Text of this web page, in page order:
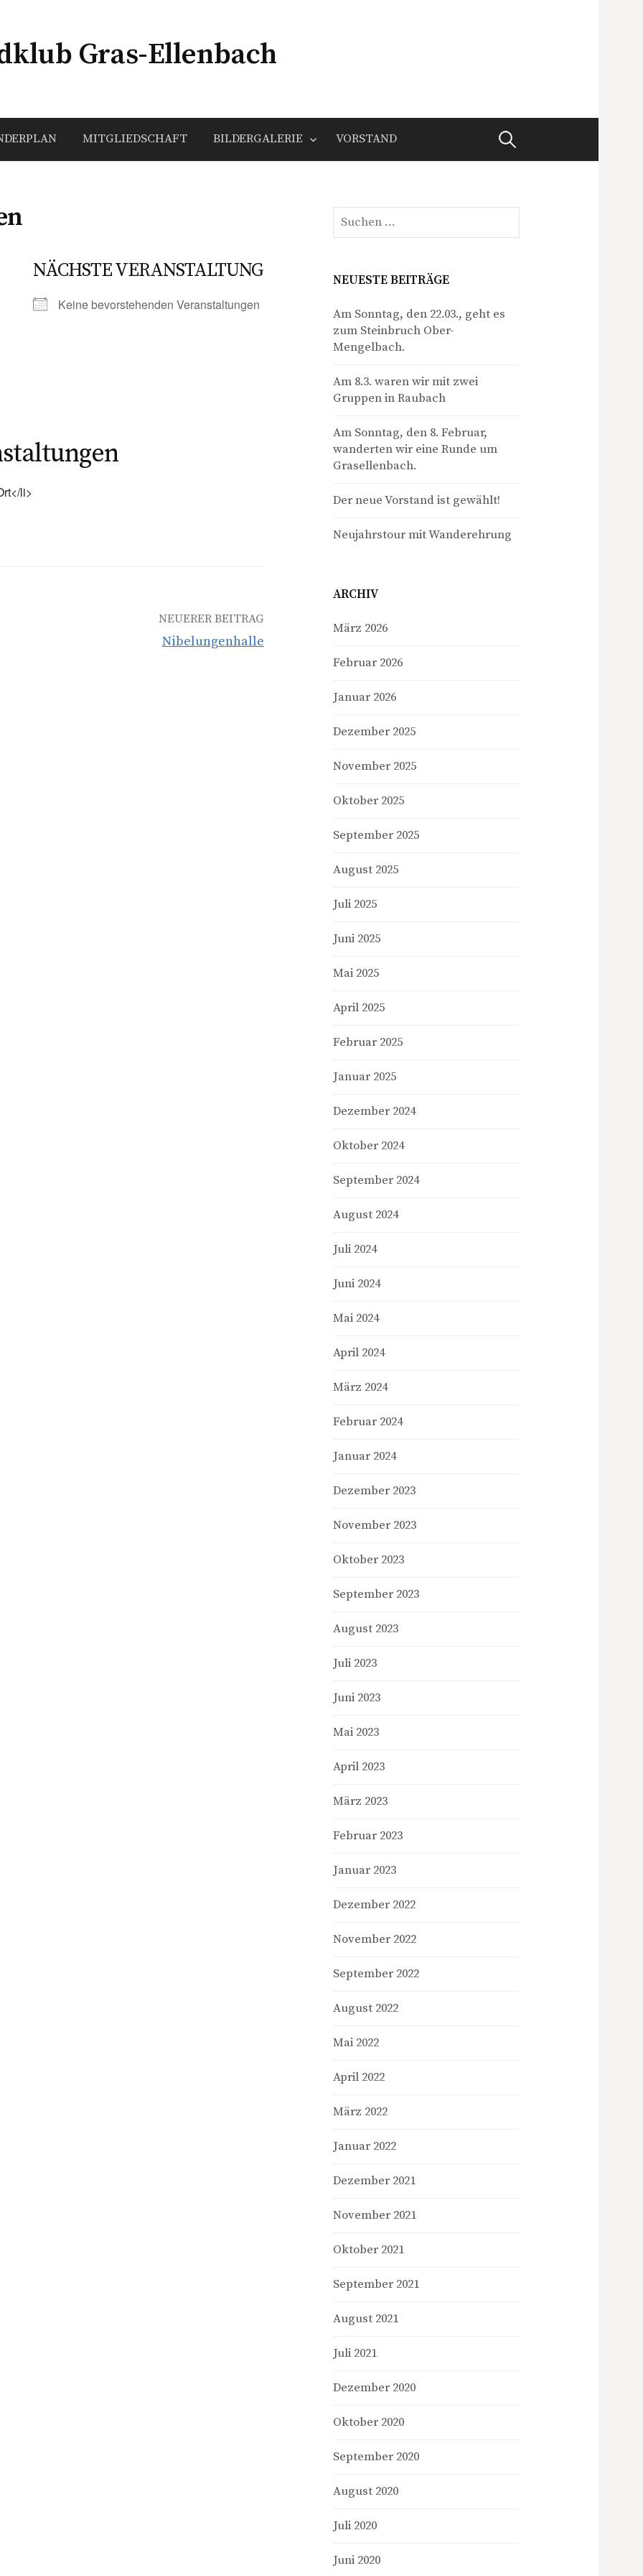
Gras-Ellenbach
MITGLIEDSCHAFT BILDERGALERIE VORSTAND Suche
NÄCHSTE VERANSTALTUNG
Keine bevorstehenden Veranstaltungen
li>
NEUERER BEITRAG
Nibelungenhalle
Suche
nach:
NEUESTE BEITRÄGE
Am Sonntag, den 22.03., geht es
zum Steinbruch Ober-
Mengelbach.
Am 8.3. waren wir mit zwei
Gruppen in Raubach
Am Sonntag, den 8. Februar,
wanderten wir eine Runde um
Grasellenbach.
Der neue Vorstand ist gewählt!
Neujahrstour mit Wanderehrung
ARCHIV
März 2026
Februar 2026
Januar 2026
Dezember 2025
November 2025
Oktober 2025
September 2025
August 2025
Juli 2025
Juni 2025
Mai 2025
April 2025
Februar 2025
Januar 2025
Dezember 2024
Oktober 2024
September 2024
August 2024
Juli 2024
Juni 2024
Mai 2024
April 2024
März 2024
Februar 2024
Januar 2024
Dezember 2023
November 2023
Oktober 2023
September 2023
August 2023
Juli 2023
Juni 2023
Mai 2023
April 2023
März 2023
Februar 2023
Januar 2023
Dezember 2022
November 2022
September 2022
August 2022
Mai 2022
April 2022
März 2022
Januar 2022
Dezember 2021
November 2021
Oktober 2021
September 2021
August 2021
Juli 2021
Dezember 2020
Oktober 2020
September 2020
August 2020
Juli 2020
Juni 2020